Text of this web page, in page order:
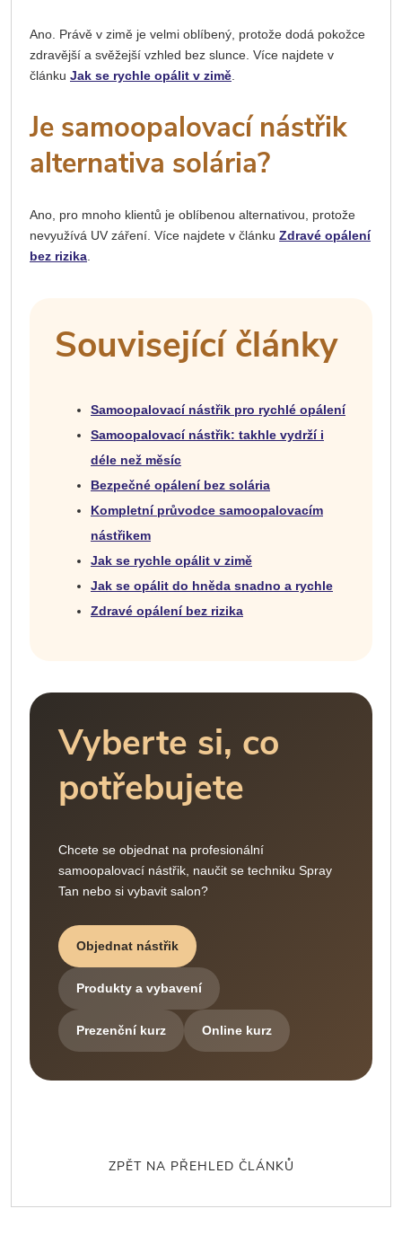
Ano. Právě v zimě je velmi oblíbený, protože dodá pokožce
zdravější a svěžejší vzhled bez slunce. Více najdete v
článku Jak se rychle opálit v zimě
Je samoopalovací nástřik
alternativa solária?
Ano, pro mnoho klientů je oblíbenou alternativou, protože
nevyužívá UV záření. Více najdete v článku Zdravé opálení
bez rizika
Související články
Samoopalovací nástřik pro rychlé opálení
Samoopalovací nástřik: takhle vydrží i
déle než měsíc
Bezpečné opálení bez solária
Kompletní průvodce samoopalovacím
nástřikem
Jak se rychle opálit v zimě
Jak se opálit do hněda snadno a rychle
Zdravé opálení bez rizika
Vyberte si, co
potřebujete
Chcete se objednat na profesionální
samoopalovací nástřik, naučit se techniku Spray
Tan nebo si vybavit salon?
Objednat nástřik
Produkty a vybavení
Prezenční kurz Online kurz
ZPĚT NA PŘEHLED ČLÁNKŮ